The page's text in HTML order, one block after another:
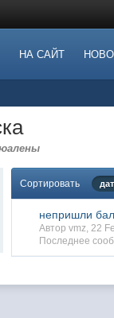
НА САЙТ
Сортировать
непришли
Автор vmz, 22
Последнее